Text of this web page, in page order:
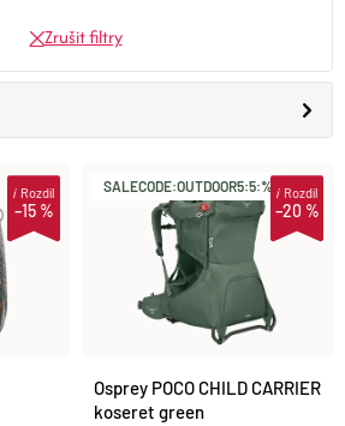
Zrušit filtry
–15 %
iRozdíl SALECODE:OUTDOOR5:5:%
–20 %
iRozdíl
Osprey POCO CHILD CARRIER
koseret green